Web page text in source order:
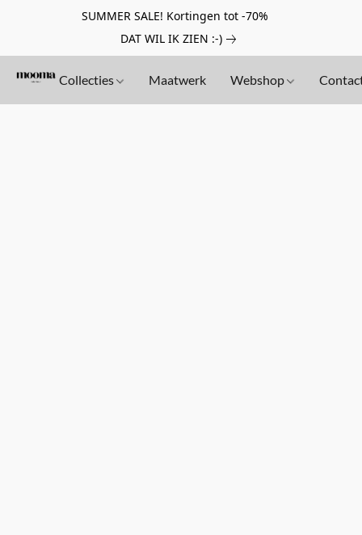
SUMMER SALE! Kortingen tot -70%
DAT WIL IK ZIEN :-)
Collecties Maatwerk Webshop